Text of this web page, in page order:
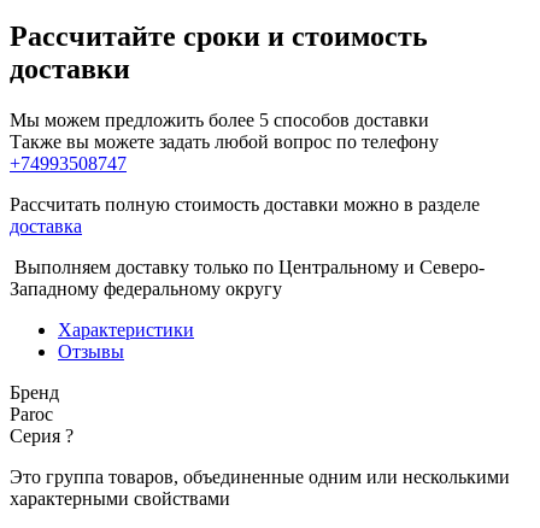
Рассчитайте сроки и стоимость
доставки
Мы можем предложить более 5 способов доставки
Также вы можете задать любой вопрос по телефону
+74993508747
Рассчитать полную стоимость доставки можно в разделе
доставка
Выполняем доставку только по Центральному и Северо-
Западному федеральному округу
Характеристики
Отзывы
Бренд
Paroc
Серия ?
Это группа товаров, объединенные одним или несколькими
характерными свойствами